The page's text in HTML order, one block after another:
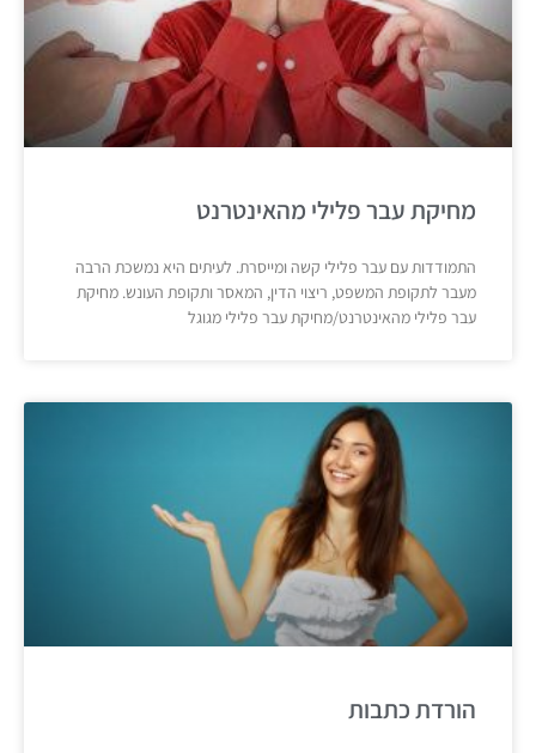
מחיקת עבר פלילי מהאינטרנט
התמודדות עם עבר פלילי קשה ומייסרת. לעיתים היא נמשכת הרבה
מעבר לתקופת המשפט, ריצוי הדין, המאסר ותקופת העונש. מחיקת
עבר פלילי מהאינטרנט/מחיקת עבר פלילי מגוגל
הורדת כתבות